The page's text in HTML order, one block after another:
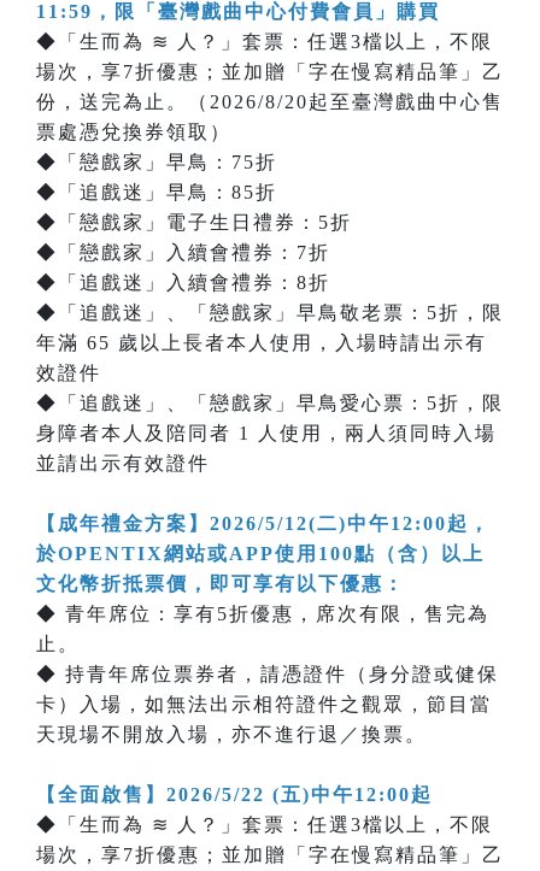
11:59，限「臺灣戲曲中心付費會員」購買
◆「生而為 ≋ 人？」套票：任選3檔以上，不限
場次，享7折優惠；並加贈「字在慢寫精品筆」乙
份，送完為止。（2026/8/20起至臺灣戲曲中心售
票處憑兌換券領取）
◆「戀戲家」早鳥：75折
◆「追戲迷」早鳥：85折
◆「戀戲家」電子生日禮券：5折
◆「戀戲家」入續會禮券：7折
◆「追戲迷」入續會禮券：8折
◆「追戲迷」、「戀戲家」早鳥敬老票：5折，限
年滿 65 歲以上長者本人使用，入場時請出示有
效證件
◆「追戲迷」、「戀戲家」早鳥愛心票：5折，限
身障者本人及陪同者 1 人使用，兩人須同時入場
並請出示有效證件
【成年禮金方案】2026/5/12(二)中午12:00起，
於OPENTIX網站或APP使用100點（含）以上
文化幣折抵票價，即可享有以下優惠：
◆ 青年席位：享有5折優惠，席次有限，售完為
止。
◆ 持青年席位票券者，請憑證件（身分證或健保
卡）入場，如無法出示相符證件之觀眾，節目當
天現場不開放入場，亦不進行退／換票。
【全面啟售】2026/5/22 (五)中午12:00起
◆「生而為 ≋ 人？」套票：任選3檔以上，不限
場次，享7折優惠；並加贈「字在慢寫精品筆」乙